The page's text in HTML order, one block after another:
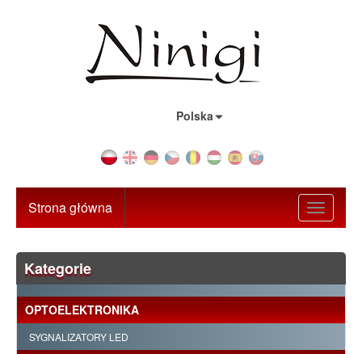
Polska
Toggle
Strona główna
Kategorie
OPTOELEKTRONIKA
SYGNALIZATORY LED